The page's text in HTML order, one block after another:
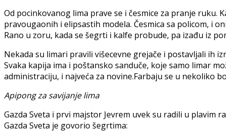
Od pocinkovanog lima prave se i česmice za pranje
pravougaonih i elipsastih modela. Česmica sa policom, i
Rano u zoru, kada se šegrti i kalfe probude, pa izađu iz
Nekada su limari pravili višecevne grejače i postavljali ih
Svaka kapija ima i poštansko sanduče, koje samo limar
administraciju, i najveća za novine.Farbaju se u nekoliko
Apipong za savijanje lima
Gazda Sveta i prvi majstor Jevrem uvek su radili u plavim
Gazda Sveta je govorio šegrtima: